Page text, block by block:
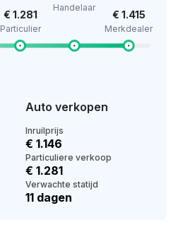
€ 1.281
Particulier
Handelaar
€ 1.415
Merkdealer
Auto verkopen
Inruilprijs
€ 1.146
Particuliere verkoop
€ 1.281
Verwachte statijd
11 dagen